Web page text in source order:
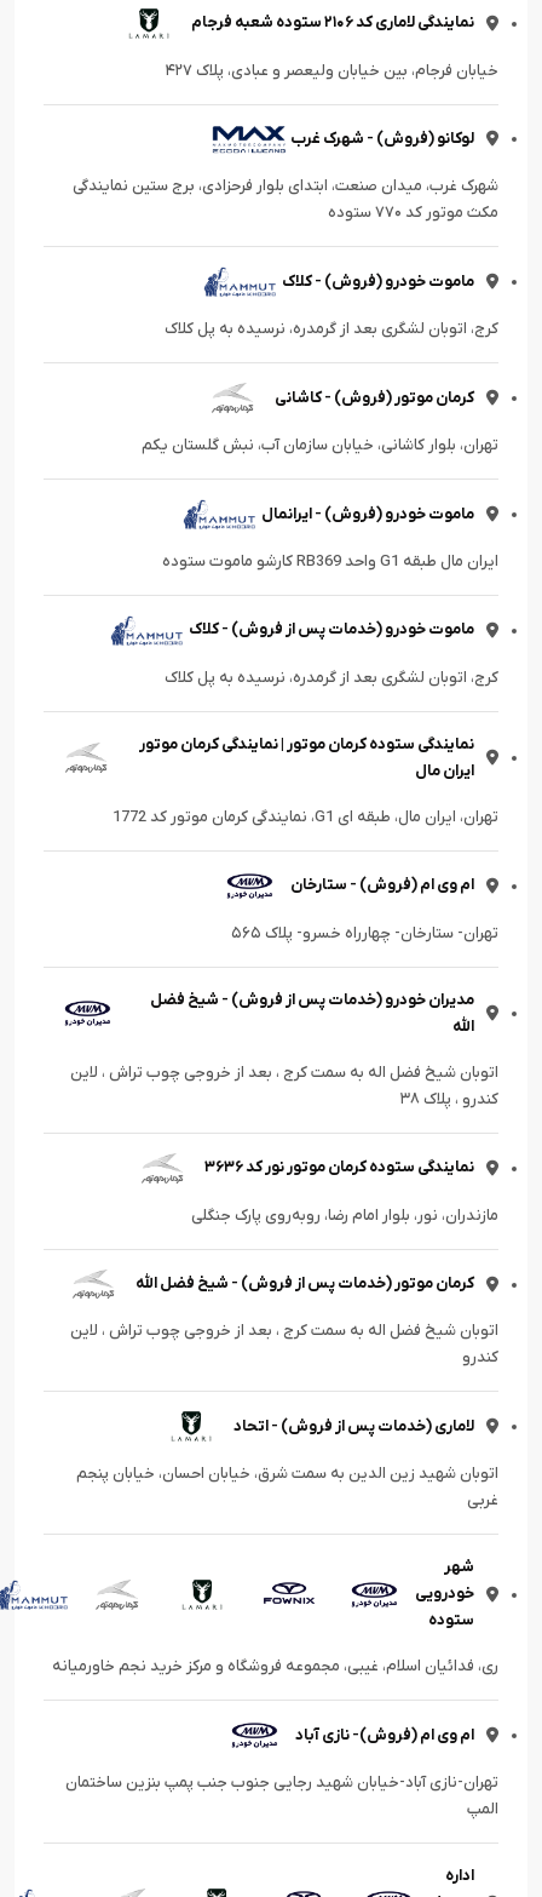
نمایندگی لاماری کد ۲۱۰۶ ستوده شعبه فرجام
خیابان فرجام، بین خیابان ولیعصر و عبادی، پلاک ۴۲۷
لوکانو (فروش) - شهرک غرب
شهرک غرب، میدان صنعت، ابتدای بلوار فرحزادی، برج ستین نمایندگی
مکث موتور کد ۷۷۰ ستوده
ماموت خودرو (فروش) - کلاک
کرج، اتوبان لشگری بعد از گرمدره، نرسیده به پل کلاک
کرمان موتور (فروش) - کاشانی
تهران، بلوار کاشانی، خیابان سازمان آب، نبش گلستان یکم
ماموت خودرو (فروش) - ایرانمال
ایران مال طبقه G1 واحد RB369 کارشو ماموت ستوده
ماموت خودرو (خدمات پس از فروش) - کلاک
کرج، اتوبان لشگری بعد از گرمدره، نرسیده به پل کلاک
نمایندگی ستوده کرمان موتور | نمایندگی کرمان موتور
ایران مال
تهران، ایران مال، طبقه ای G1، نمایندگی کرمان موتور کد 1772
ام وی ام (فروش) - ستارخان
تهران- ستارخان- چهارراه خسرو- پلاک ۵۶۵
مدیران خودرو (خدمات پس از فروش) - شیخ فضل
الله
اتوبان شیخ فضل اله به سمت کرج ، بعد از خروجی چوب تراش ، لاین
کندرو ، پلاک ۳۸
نمایندگی ستوده کرمان موتور نور کد ۳۶۳۶
مازندران، نور، بلوار امام رضا، رو‌به‌روی پارک جنگلی
کرمان موتور (خدمات پس از فروش) - شیخ فضل الله
اتوبان شیخ فضل اله به سمت کرج ، بعد از خروجی چوب تراش ، لاین
کندرو
لاماری (خدمات پس از فروش) - اتحاد
اتوبان شهید زین الدین به سمت شرق، خیابان احسان، خیابان پنجم
غربی
شهر
خودرویی
ستوده
ری، فدائیان اسلام، غیبی، مجموعه فروشگاه و مرکز خرید نجم خاورمیانه
ام وی ام (فروش)- نازی آباد
تهران-نازی آباد-خیابان شهید رجایی جنوب جنب پمپ بنزین ساختمان
المپ
اداره